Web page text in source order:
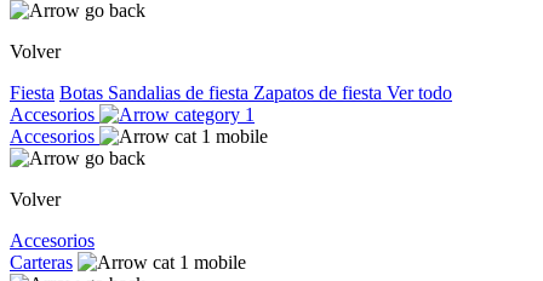
Volver
Fiesta Botas Sandalias de fiesta Zapatos de fiesta Ver todo
Accesorios
Accesorios
Volver
Accesorios
Carteras